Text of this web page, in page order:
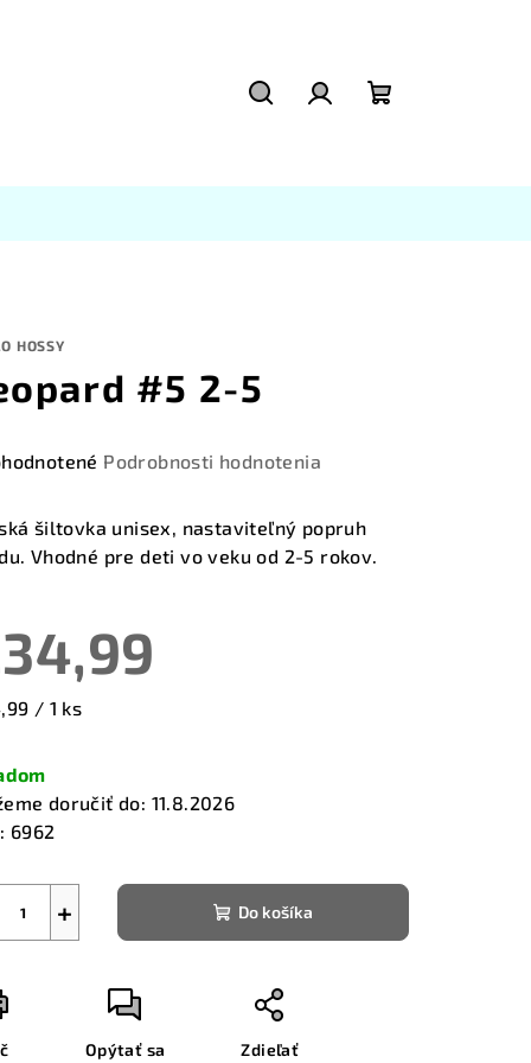
HOSSY
#5 2-5
Podrobnosti hodnotenia
šiltovka unisex, nastaviteľný popruh
Vhodné pre deti vo veku od 2-5 rokov.
/ 1 ks
doručiť do: 11.8.2026
6962
+ Do košíka
Opýtať sa Zdieľať